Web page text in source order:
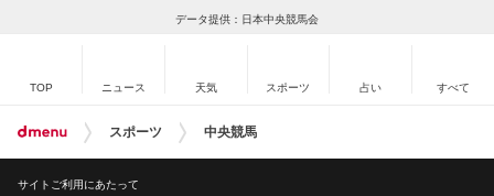
データ提供：日本中央競馬会
TOP ニュース 天気 スポーツ 占い すべて
スポーツ 中央競馬
サイトご利用にあたって